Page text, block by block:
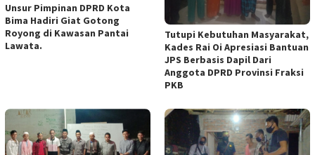
Unsur Pimpinan DPRD Kota
Bima Hadiri Giat Gotong
Royong di Kawasan Pantai
Lawata.
Tutupi Kebutuhan Masyarakat,
Kades Rai Oi Apresiasi Bantuan
JPS Berbasis Dapil Dari
Anggota DPRD Provinsi Fraksi
PKB